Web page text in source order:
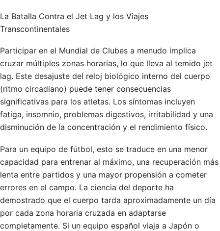
La Batalla Contra el Jet Lag y los Viajes
Transcontinentales
Participar en el Mundial de Clubes a menudo implica
cruzar múltiples zonas horarias, lo que lleva al temido jet
lag. Este desajuste del reloj biológico interno del cuerpo
(ritmo circadiano) puede tener consecuencias
significativas para los atletas. Los síntomas incluyen
fatiga, insomnio, problemas digestivos, irritabilidad y una
disminución de la concentración y el rendimiento físico.
Para un equipo de fútbol, esto se traduce en una menor
capacidad para entrenar al máximo, una recuperación más
lenta entre partidos y una mayor propensión a cometer
errores en el campo. La ciencia del deporte ha
demostrado que el cuerpo tarda aproximadamente un día
por cada zona horaria cruzada en adaptarse
completamente. Si un equipo español viaja a Japón o